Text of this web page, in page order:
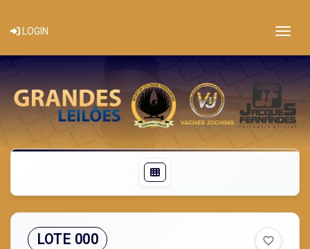
LOGIN
LOTE 000 favorite_border